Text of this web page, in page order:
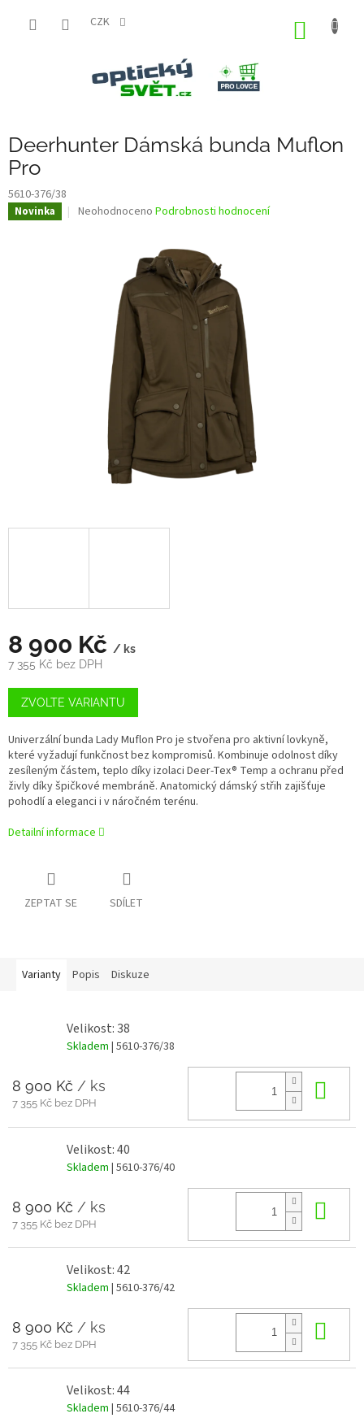
CZK
Deerhunter Dámská bunda Muflon
Pro
5610-376/38
Novinka
Průměrné
hvězdiček.
Neohodnoceno Podrobnosti hodnocení
8 900 Kč / ks
7 355 Kč bez DPH
Měrná
cena:
ZVOLTE VARIANTU
Univerzální bunda Lady Muflon Pro je stvořena pro aktivní lovkyně,
které vyžadují funkčnost bez kompromisů. Kombinuje odolnost díky
zesíleným částem, teplo díky izolaci Deer-Tex® Temp a ochranu před
živly díky špičkové membráně. Anatomický dámský střih zajišťuje
pohodlí a eleganci i v náročném terénu.
Detailní informace
ZEPTAT SE SDÍLET
Varianty Popis Diskuze
Velikost: 38
Skladem | 5610-376/38
8 900 Kč / ks
7 355 Kč bez DPH
Velikost: 40
Skladem | 5610-376/40
8 900 Kč / ks
7 355 Kč bez DPH
Velikost: 42
Skladem | 5610-376/42
8 900 Kč / ks
7 355 Kč bez DPH
Velikost: 44
Skladem | 5610-376/44